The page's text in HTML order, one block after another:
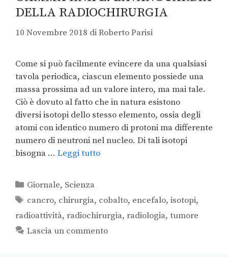
DELLA RADIOCHIRURGIA
10 Novembre 2018 diRoberto Parisi
Come si può facilmente evincere da una qualsiasi
tavola periodica, ciascun elemento possiede una
massa prossima ad un valore intero, ma mai tale.
Ciò è dovuto al fatto che in natura esistono
diversi isotopi dello stesso elemento, ossia degli
atomi con identico numero di protoni ma differente
numero di neutroni nel nucleo. Di tali isotopi
bisogna … Leggi tutto
Giornale, Scienza
cancro, chirurgia, cobalto, encefalo,isotopi,
radioattività, radiochirurgia, radiologia, tumore
Lascia un commento